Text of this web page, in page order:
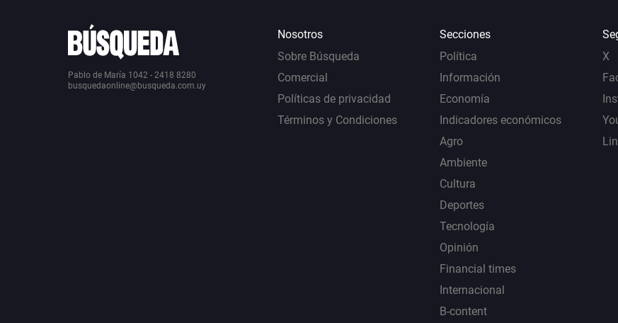
Pablo de María 1042 - 2418 8280
busquedaonline@busqueda.com.uy
Nosotros
Sobre Búsqueda
Comercial
Políticas de privacidad
Términos y Condiciones
Secciones
Política
Información
Economía
Indicadores económicos
Agro
Ambiente
Cultura
Deportes
Tecnología
Opinión
Financial times
Internacional
B-content
X